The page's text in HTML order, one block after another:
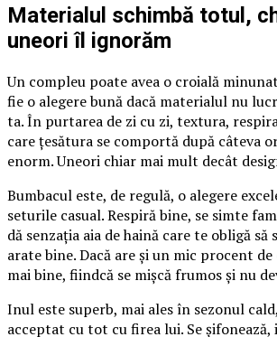
Materialul schimbă totul,
uneori îl ignorăm
Un compleu poate avea o croială
fie o alegere bună dacă materialul nu
ta. În purtarea de zi cu zi, textura,
care țesătura se comportă după câteva
enorm. Uneori chiar mai mult decât
Bumbacul este, de regulă, o alegere
seturile casual. Respiră bine, se simte
dă senzația aia de haină care te obligă să
arate bine. Dacă are și un mic procent
mai bine, fiindcă se mișcă frumos și nu
Inul este superb, mai ales în sezonul
acceptat cu tot cu firea lui. Se